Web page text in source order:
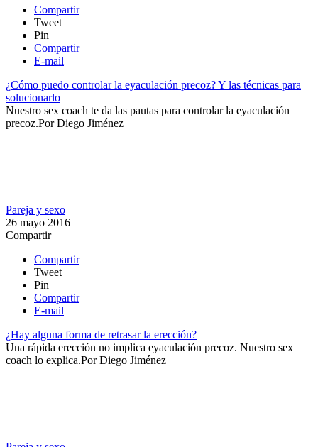
Compartir
Tweet
Pin
Compartir
E-mail
¿Cómo puedo controlar la eyaculación precoz? Y las técnicas para
solucionarlo
​Nuestro sex coach te da las pautas para controlar la eyaculación
precoz.​PorDiego Jiménez
Pareja y sexo
26 mayo 2016
Compartir
Compartir
Tweet
Pin
Compartir
E-mail
¿Hay alguna forma de retrasar la erección?
​Una rápida erección no implica eyaculación precoz. Nuestro sex
coach lo explica.​PorDiego Jiménez